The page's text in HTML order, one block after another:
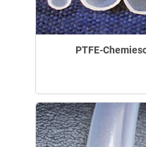
PTFE-